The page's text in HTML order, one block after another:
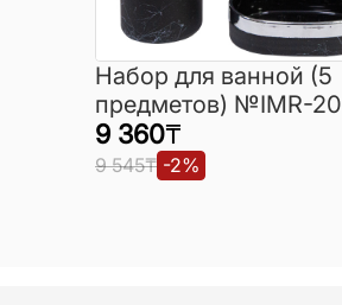
Набор для ванной (5
предметов) №IMR-20
(Турция)
9 360₸
9 545₸ -2%